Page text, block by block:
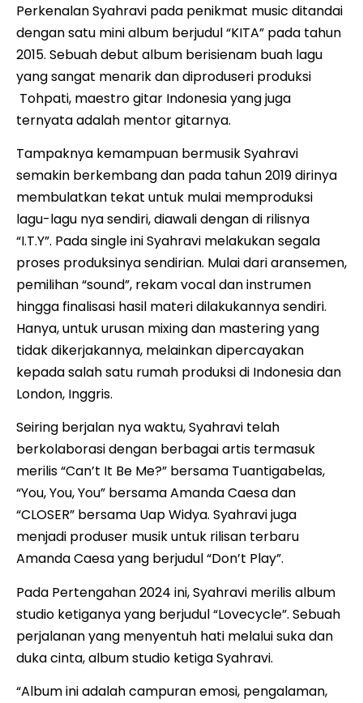
Perkenalan Syahravi pada penikmat music ditandai
dengan satu mini album berjudul “KITA” pada tahun
2015. Sebuah debut album berisienam buah lagu
yang sangat menarik dan diproduseri produksi
Tohpati, maestro gitar Indonesia yang juga
ternyata adalah mentor gitarnya.
Tampaknya kemampuan bermusik Syahravi
semakin berkembang dan pada tahun 2019 dirinya
membulatkan tekat untuk mulai memproduksi
lagu-lagu nya sendiri, diawali dengan di rilisnya
“I.T.Y”. Pada single ini Syahravi melakukan segala
proses produksinya sendirian. Mulai dari aransemen,
pemilihan “sound”, rekam vocal dan instrumen
hingga finalisasi hasil materi dilakukannya sendiri.
Hanya, untuk urusan mixing dan mastering yang
tidak dikerjakannya, melainkan dipercayakan
kepada salah satu rumah produksi di Indonesia dan
London, Inggris.
Seiring berjalan nya waktu, Syahravi telah
berkolaborasi dengan berbagai artis termasuk
merilis “Can’t It Be Me?” bersama Tuantigabelas,
“You, You, You” bersama Amanda Caesa dan
“CLOSER” bersama Uap Widya. Syahravi juga
menjadi produser musik untuk rilisan terbaru
Amanda Caesa yang berjudul “Don’t Play”.
Pada Pertengahan 2024 ini, Syahravi merilis album
studio ketiganya yang berjudul “Lovecycle”. Sebuah
perjalanan yang menyentuh hati melalui suka dan
duka cinta, album studio ketiga Syahravi.
“Album ini adalah campuran emosi, pengalaman,